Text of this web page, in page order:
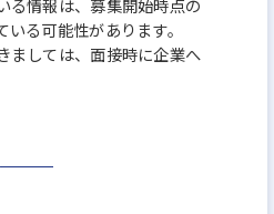
る情報は、募集開始時点の
る可能性があります。
ましては、面接時に企業へ